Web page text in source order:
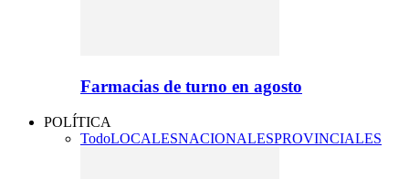
Farmacias de turno en agosto
POLÍTICA
TodoLOCALESNACIONALESPROVINCIALES